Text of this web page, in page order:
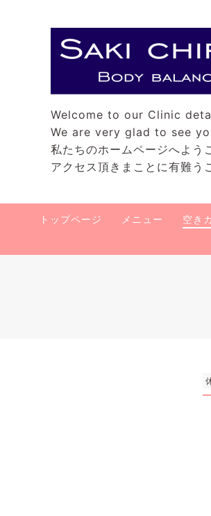
Welcome to our Clinic
We are very glad to see
私たちのホームページへよう
アクセス頂きまことに有難う
トップページ メニュー 空き